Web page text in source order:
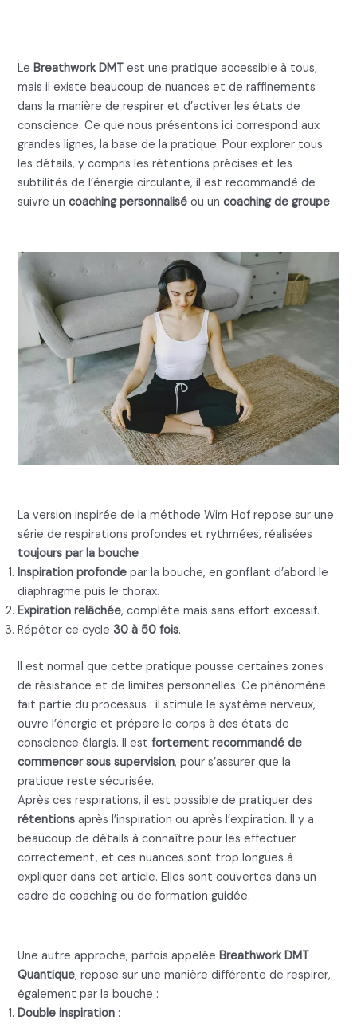
Le Breathwork DMT est une pratique accessible à tous,
mais il existe beaucoup de nuances et de raffinements
dans la manière de respirer et d’activer les états de
conscience. Ce que nous présentons ici correspond aux
grandes lignes, la base de la pratique. Pour explorer tous
les détails, y compris les rétentions précises et les
subtilités de l’énergie circulante, il est recommandé de
suivre uncoaching personnalisé ou uncoaching de groupe.
La version inspirée de la méthode Wim Hof repose sur une
série de respirations profondes et rythmées, réalisées
toujours par la bouche :
Inspiration profonde par la bouche, en gonflant d’abord le
diaphragme puis le thorax.
Expiration relâchée, complète mais sans effort excessif.
Répéter ce cycle30 à 50 fois.
Il est normal que cette pratique pousse certaines zones
de résistance et de limites personnelles. Ce phénomène
fait partie du processus : il stimule le système nerveux,
ouvre l’énergie et prépare le corps à des états de
conscience élargis. Il estfortement recommandé de
commencer sous supervision, pour s’assurer que la
pratique reste sécurisée.
Après ces respirations, il est possible de pratiquer des
rétentions après l’inspiration ou après l’expiration. Il y a
beaucoup de détails à connaître pour les effectuer
correctement, et ces nuances sont trop longues à
expliquer dans cet article. Elles sont couvertes dans un
cadre de coaching ou de formation guidée.
Une autre approche, parfois appeléeBreathwork DMT
Quantique, repose sur une manière différente de respirer,
également par la bouche :
Double inspiration :